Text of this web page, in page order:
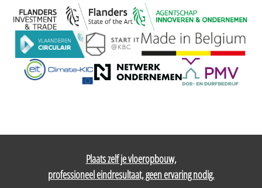
Plaats zelf je vloeropbouw,
professioneel eindresultaat, geen ervaring nodig.